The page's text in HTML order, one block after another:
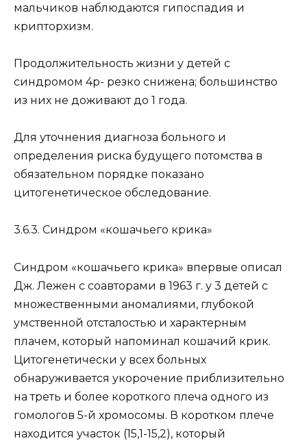
мальчиков наблюдаются гипоспадия и
крипторхизм.
Продолжительность жизни у детей с
синдромом 4р- резко снижена; большинство
из них не доживают до 1 года.
Для уточнения диагноза больного и
определения риска будущего потомства в
обязательном порядке показано
цитогенетическое обследование.
3.6.3. Синдром «кошачьего крика»
Синдром «кошачьего крика» впервые описал
Дж. Лежен с соавторами в 1963 г. у 3 детей с
множественными аномалиями, глубокой
умственной отсталостью и характерным
плачем, который напоминал кошачий крик.
Цитогенетически у всех больных
обнаруживается укорочение приблизительно
на треть и более короткого плеча одного из
гомологов 5-й хромосомы. В коротком плече
находится участок (15,1-15,2), который